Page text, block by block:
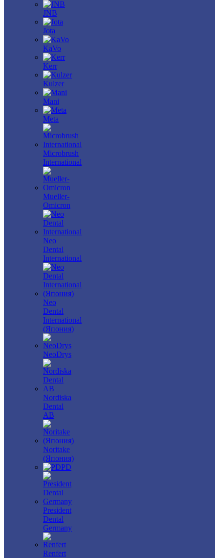
JNB
Jota
KaVo
Kerr
Kulzer
Mani
Meta
Microbrush
International
Mueller-
Omicron
Neo
Dental
International
Neo
Dental
International
(Япония)
NeoDrys
Nordiska
Dental
AB
Noritake
(Япония)
PD
President
Dental
Germany
Renfert